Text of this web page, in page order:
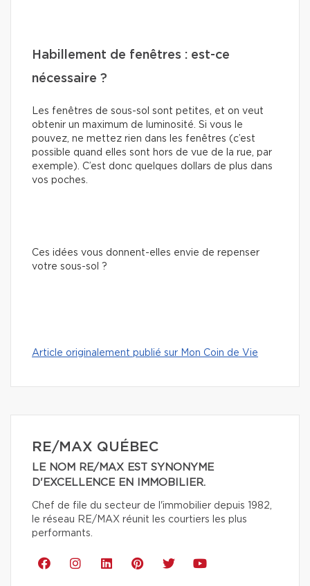
Habillement de fenêtres : est-ce
nécessaire ?
Les fenêtres de sous-sol sont petites, et on veut
obtenir un maximum de luminosité. Si vous le
pouvez, ne mettez rien dans les fenêtres (c’est
possible quand elles sont hors de vue de la rue, par
exemple). C’est donc quelques dollars de plus dans
vos poches.
Ces idées vous donnent-elles envie de repenser
votre sous-sol ?
Article originalement publié sur Mon Coin de Vie
RE/MAX QUÉBEC
LE NOM RE/MAX EST SYNONYME
D'EXCELLENCE EN IMMOBILIER.
Chef de file du secteur de l'immobilier depuis 1982,
le réseau RE/MAX réunit les courtiers les plus
performants.